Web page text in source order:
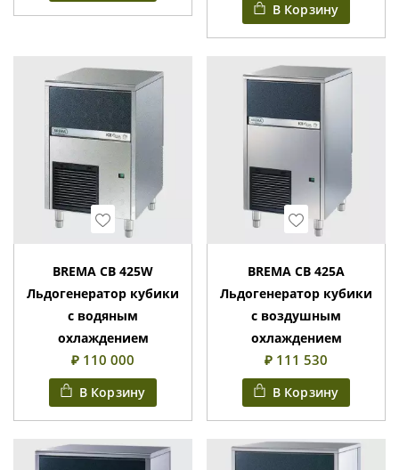
В Корзину
BREMA CB 425W
Льдогенератор кубики
с водяным
охлаждением
₽ 110 000
В Корзину
BREMA CB 425A
Льдогенератор кубики
с воздушным
охлаждением
₽ 111 530
В Корзину